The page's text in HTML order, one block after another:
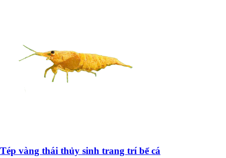
Tép vàng thái thủy sinh trang trí bể cá